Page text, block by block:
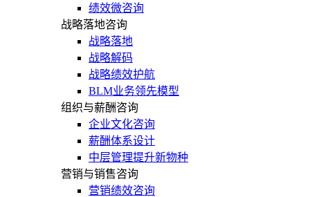
绩效微咨询
战略落地咨询
战略落地
战略解码
战略绩效护航
BLM业务领先模型
组织与薪酬咨询
企业文化咨询
薪酬体系设计
中层管理提升新物种
营销与销售咨询
营销绩效咨询